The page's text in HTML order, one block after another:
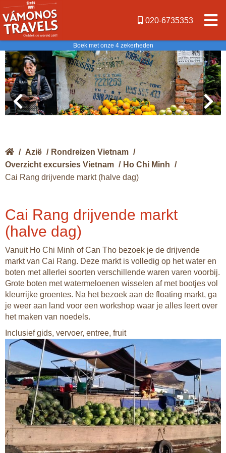
020-6735353
Boek met onze 4 zekerheden
/ Azië / Rondreizen Vietnam /
Overzicht excursies Vietnam / Ho Chi Minh /
Cai Rang drijvende markt (halve dag)
Cai Rang drijvende markt
(halve dag)
Vanuit Ho Chi Minh of Can Tho bezoek je de drijvende
markt van Cai Rang. Deze markt is volledig op het water en
boten met allerlei soorten verschillende waren varen voorbij.
Grote boten met watermeloenen wisselen af met bootjes vol
kleurrijke groentes. Na het bezoek aan de floating markt, ga
je weer aan land voor een workshop waar je alles leert over
het maken van noedels.
Inclusief gids, vervoer, entree, fruit